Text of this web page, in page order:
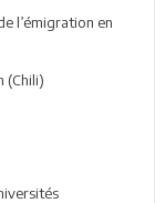
l’émigration en
(Chili)